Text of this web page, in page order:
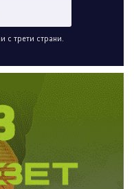
с трети страни.